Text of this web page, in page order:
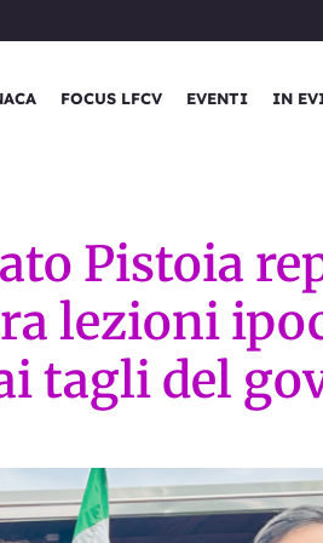
FOCUS LFCV EVENTI IN
Pistoia
lezioni
tagli del